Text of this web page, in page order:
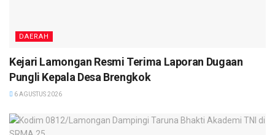
DAERAH
Kejari Lamongan Resmi Terima Laporan Dugaan
Pungli Kepala Desa Brengkok
6 AGUSTUS 2026